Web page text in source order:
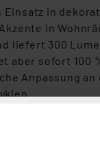
Einsatz in
in
liefert 300
aber sofort 100
Anpassung